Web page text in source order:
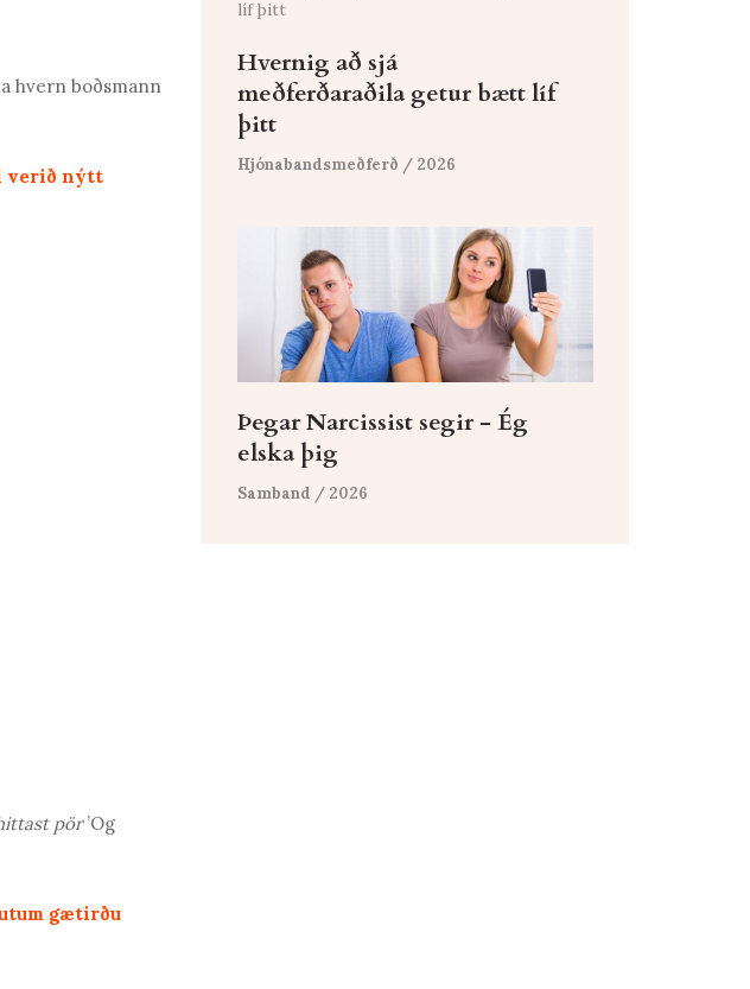
hvern boðsmann
verið nýtt
pör ’Og
gætirðu
Hvernig að sjá
meðferðaraðila getur bætt líf
þitt
Hjónabandsmeðferð / 2026
Þegar Narcissist segir - Ég
elska þig
Samband / 2026